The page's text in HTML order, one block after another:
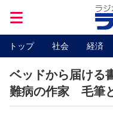
トップ 社会 経済
ベッドから届け
難病の作家 毛筆